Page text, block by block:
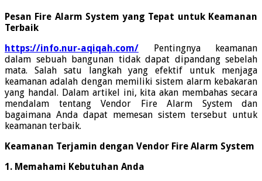
Pesan Fire Alarm System yang Tepat untuk Keamanan
Terbaik
https://info.nur-aqiqah.com/ Pentingnya keamanan
dalam sebuah bangunan tidak dapat dipandang sebelah
mata. Salah satu langkah yang efektif untuk menjaga
keamanan adalah dengan memiliki sistem alarm kebakaran
yang handal. Dalam artikel ini, kita akan membahas secara
mendalam tentang Vendor Fire Alarm System dan
bagaimana Anda dapat memesan sistem tersebut untuk
keamanan terbaik.
Keamanan Terjamin dengan Vendor Fire Alarm System
1. Memahami Kebutuhan Anda